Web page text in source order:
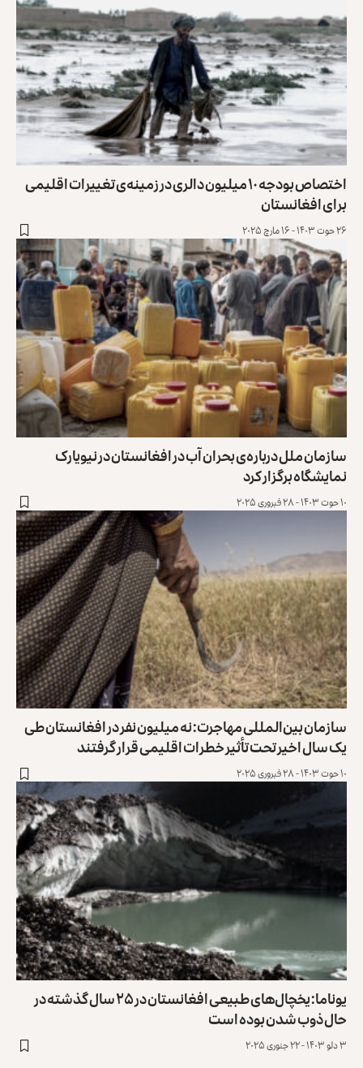
اختصاص بودجه ۱۰ میلیون دالری در زمینه‌ی تغییرات اقلیمی
برای افغانستان
۲۶ حوت ۱۴۰۳ - ۱۶ مارچ ۲۰۲۵
سازمان ملل درباره‌ی بحران آب در افغانستان در نیویارک
نمایشگاه برگزار کرد
۱۰ حوت ۱۴۰۳ - ۲۸ فبروری ۲۰۲۵
سازمان بین‌المللی مهاجرت: نه میلیون نفر در افغانستان طی
یک سال اخیر تحت تأثیر خطرات اقلیمی قرار گرفتند
۱۰ حوت ۱۴۰۳ - ۲۸ فبروری ۲۰۲۵
یوناما: یخچال‌های طبیعی افغانستان در ۲۵ سال گذشته در
حال ذوب شدن بوده‌ است
۳ دلو ۱۴۰۳ - ۲۲ جنوری ۲۰۲۵